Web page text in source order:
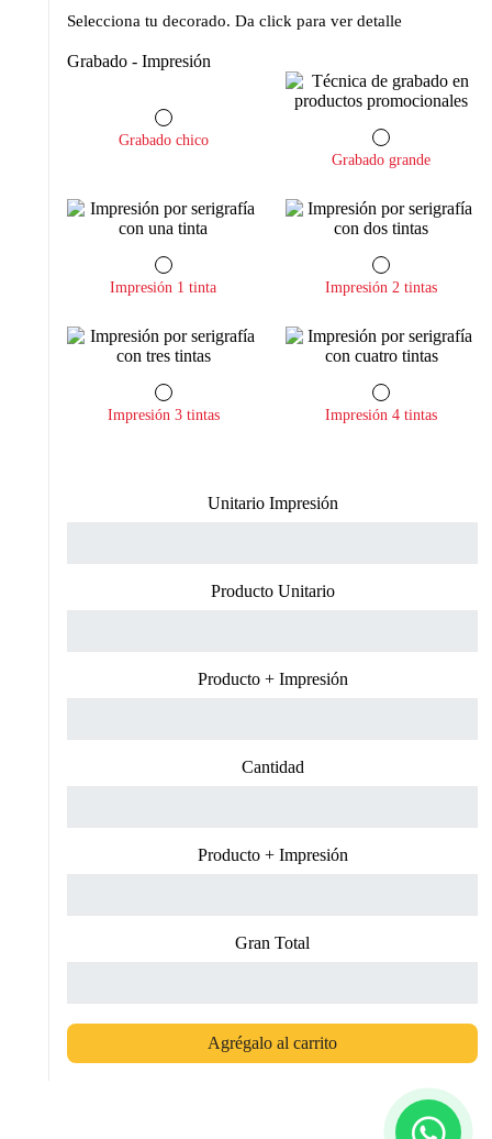
Selecciona tu decorado. Da click para ver detalle
Grabado - Impresión
Grabado chico
Grabado grande
Impresión 1 tinta Impresión 2 tintas
Impresión 3 tintas Impresión 4 tintas
Unitario Impresión
Producto Unitario
Producto + Impresión
Cantidad
Producto + Impresión
Gran Total
Agrégalo al carrito